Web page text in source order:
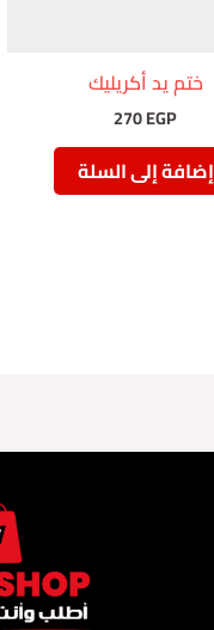
ختم يد أكريليك
270EGP
إضافة إلى السلة